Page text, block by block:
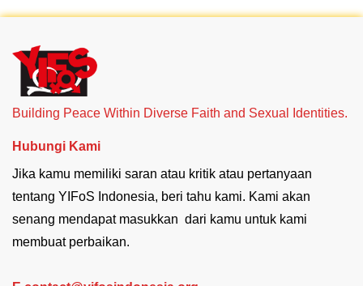
Building Peace Within Diverse Faith and Sexual Identities.
Hubungi Kami
Jika kamu memiliki saran atau kritik atau pertanyaan
tentang YIFoS Indonesia, beri tahu kami. Kami akan
senang mendapat masukkan dari kamu untuk kami
membuat perbaikan.